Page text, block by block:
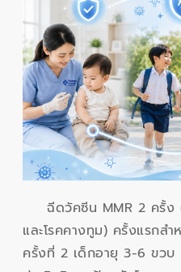
ฉีดวัคซีน MMR 2 ครั้ง
และโรคคางทูม) ครั้งแรกส
ครั้งที่ 2 เด็กอายุ 3-6 ขวบ